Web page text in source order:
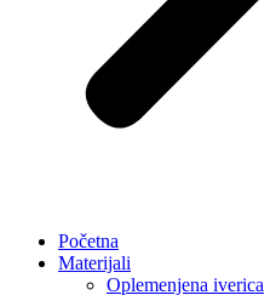
Početna
Materijali
Oplemenjena iverica